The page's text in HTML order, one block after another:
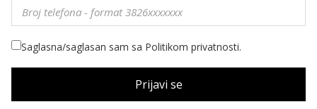
Saglasna/saglasan sam sa Politikom privatnosti.
Prijavi se